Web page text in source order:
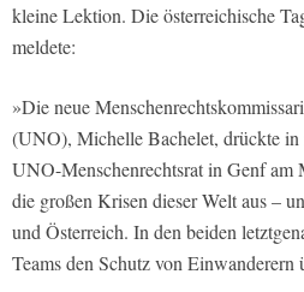
kleine Lektion. Die österreichische
meldete:
»Die neue
(UNO), Michelle Bachelet, drückte
UNO-Menschenrechtsrat in Genf am
die großen Krisen dieser Welt aus –
und Österreich. In den beiden
Teams den Schutz von Einwanderern